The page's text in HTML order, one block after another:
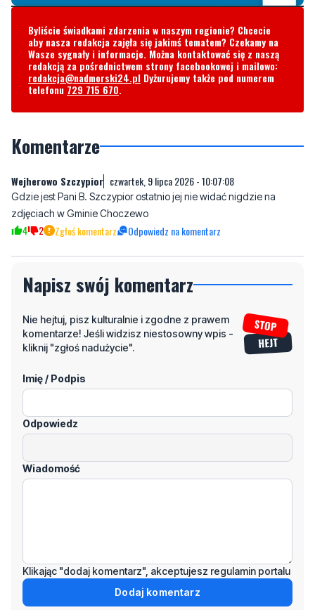
Byliście świadkami zdarzenia w naszym regionie? Chcecie
aby nasza redakcja zajęła się jakimś tematem? Czekamy na
Wasze sygnały i informacje. Można kontaktować się z naszą
redakcją za pośrednictwem strony facebookowej i mailowo:
redakcja@nadmorski24.pl Dyżurujemy także pod numerem
telefonu 729 715 670.
Komentarze
Wejherowo Szczypior czwartek, 9 lipca 2026 - 10:07:08
Gdzie jest Pani B. Szczypior ostatnio jej nie widać nigdzie na
zdjęciach w Gminie Choczewo
4 2 Zgłoś komentarz Odpowiedz na komentarz
Napisz swój komentarz
Nie hejtuj, pisz kulturalnie i zgodne z prawem
komentarze! Jeśli widzisz niestosowny wpis -
kliknij "zgłoś nadużycie".
Imię / Podpis
Odpowiedz
Wiadomość
Klikając "dodaj komentarz", akceptujesz regulamin portalu
Dodaj komentarz